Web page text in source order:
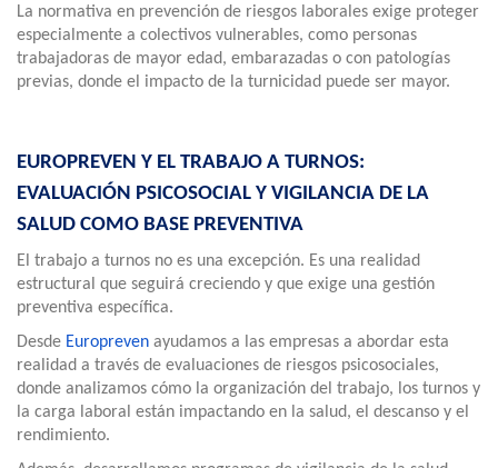
La normativa en prevención de riesgos laborales exige proteger
especialmente a colectivos vulnerables, como personas
trabajadoras de mayor edad, embarazadas o con patologías
previas, donde el impacto de la turnicidad puede ser mayor.
EUROPREVEN Y EL TRABAJO A TURNOS:
EVALUACIÓN PSICOSOCIAL Y VIGILANCIA DE LA
SALUD COMO BASE PREVENTIVA
El trabajo a turnos no es una excepción. Es una realidad
estructural que seguirá creciendo y que exige una gestión
preventiva específica.
Desde Europreven ayudamos a las empresas a abordar esta
realidad a través de evaluaciones de riesgos psicosociales,
donde analizamos cómo la organización del trabajo, los turnos y
la carga laboral están impactando en la salud, el descanso y el
rendimiento.